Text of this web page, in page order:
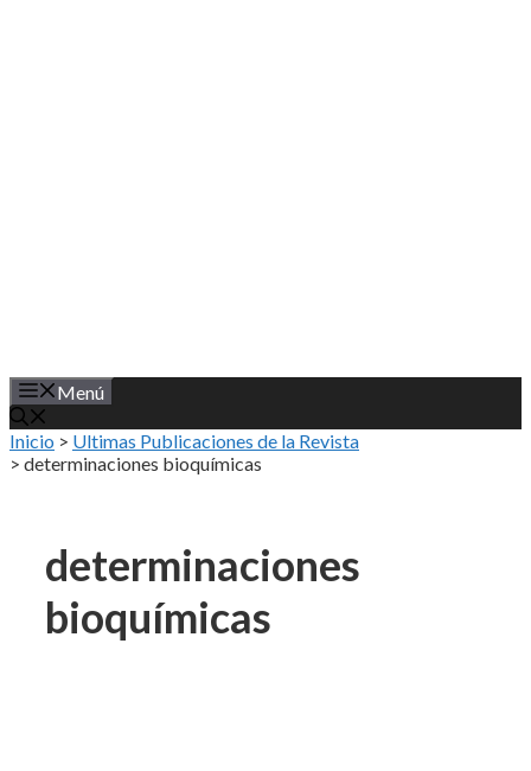
Menú
Inicio > Ultimas Publicaciones de la Revista
> determinaciones bioquímicas
determinaciones
bioquímicas